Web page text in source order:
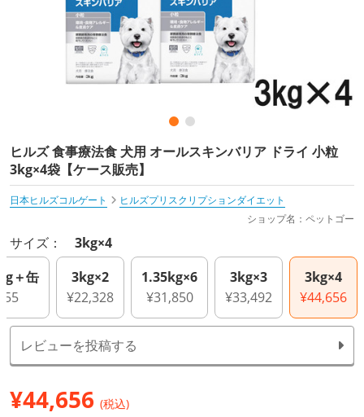
ヒルズ 食事療法食 犬用 オールスキンバリア ドライ 小粒
3kg×4袋【ケース販売】
日本ヒルズコルゲート
ヒルズプリスクリプションダイエット
ショップ名：ペットゴー
サイズ： 3kg×4
＋缶
3kg×2
¥22,328
1.35kg×6
¥31,850
3kg×3
¥33,492
3kg×4
¥44,656
レビューを投稿する
¥44,656 (税込)